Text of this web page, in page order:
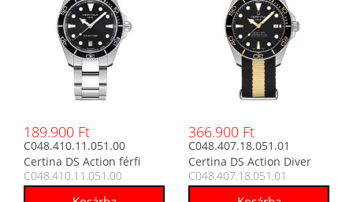
189.900 Ft
C048.410.11.051.00
Certina DS Action férfi
analóg karóra
C048.410.11.051.00
366.900 Ft
C048.407.18.051.01
Certina DS Action Diver
Powermatic 80 automata
férfi analóg karóra
C048.407.18.051.01